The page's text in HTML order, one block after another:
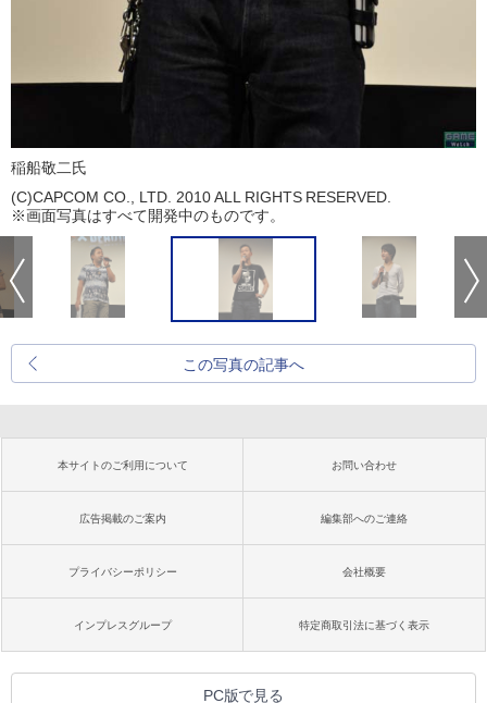
稲船敬二氏
(C)CAPCOM CO., LTD. 2010 ALL RIGHTS RESERVED.
※画面写真はすべて開発中のものです。
この写真の記事へ
本サイトのご利用について お問い合わせ
広告掲載のご案内 編集部へのご連絡
プライバシーポリシー 会社概要
インプレスグループ 特定商取引法に基づく表示
PC版で見る